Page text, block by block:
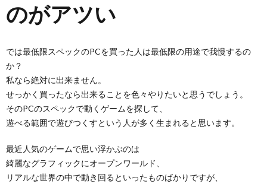
のがアツい
では最低限スペックのPCを買った人は最低限の用途で我慢するの
か？
私なら絶対に出来ません。
せっかく買ったなら出来ることを色々やりたいと思うでしょう。
そのPCのスペックで動くゲームを探して、
遊べる範囲で遊びつくすという人が多く生まれると思います。
最近人気のゲームで思い浮かぶのは
綺麗なグラフィックにオープンワールド、
リアルな世界の中で動き回るといったものばかりですが、